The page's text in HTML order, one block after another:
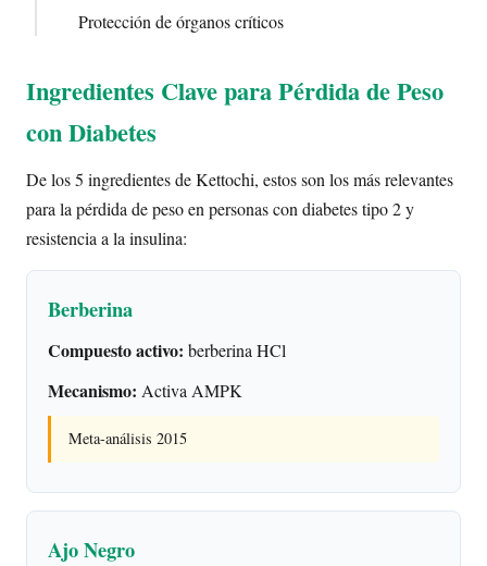
Protección de órganos críticos
Ingredientes Clave para Pérdida de Peso
con Diabetes
De los 5 ingredientes de Kettochi, estos son los más relevantes
para la pérdida de peso en personas con diabetes tipo 2 y
resistencia a la insulina:
Berberina
Compuesto activo: berberina HCl
Mecanismo: Activa AMPK
Meta-análisis 2015
Ajo Negro